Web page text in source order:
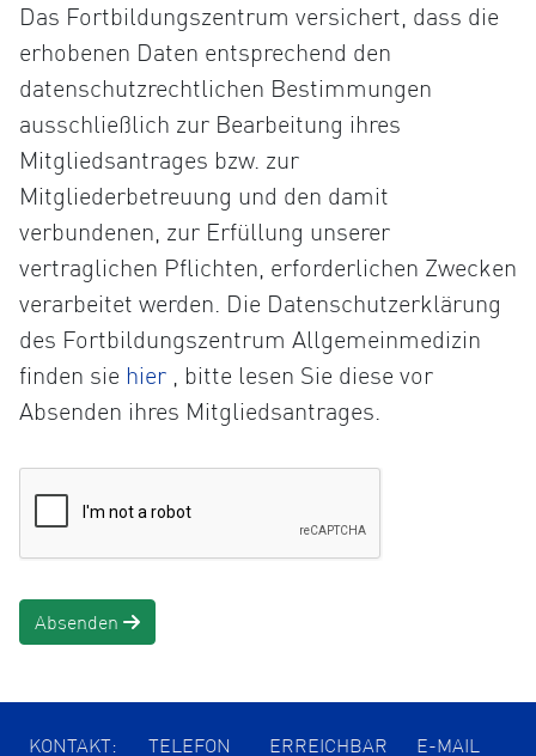
Das Fortbildungszentrum versichert, dass die
erhobenen Daten entsprechend den
datenschutzrechtlichen Bestimmungen
ausschließlich zur Bearbeitung ihres
Mitgliedsantrages bzw. zur
Mitgliederbetreuung und den damit
verbundenen, zur Erfüllung unserer
vertraglichen Pflichten, erforderlichen Zwecken
verarbeitet werden. Die Datenschutzerklärung
des Fortbildungszentrum Allgemeinmedizin
finden sie hier
Öffnet
die
einem
neuen
, bitte lesen Sie diese vor
Absenden ihres Mitgliedsantrages.
Absenden
KONTAKT: TELEFON ERREICHBAR E-MAIL